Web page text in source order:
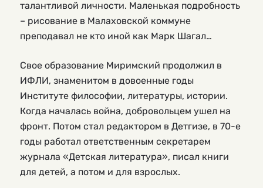
талантливой личности. Маленькая подробность
– рисование в Малаховской коммуне
преподавал не кто иной как Марк Шагал…
Свое образование Миримский продолжил в
ИФЛИ, знаменитом в довоенные годы
Институте философии, литературы, истории.
Когда началась война, добровольцем ушел на
фронт. Потом стал редактором в Детгизе, в 70-е
годы работал ответственным секретарем
журнала «Детская литература», писал книги
для детей, а потом и для взрослых.